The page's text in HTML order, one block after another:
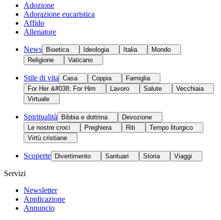
Adozione
Adorazione eucaristica
Affido
Allenatore
News Bioetica Ideologia Italia
Mondo
Religione
Vaticano
Stile di vita Casa Coppia
Famiglia
For Her &#038; For Him
Lavoro Salute
Vecchiaia
Virtuale
Spiritualità Bibbia e dottrina
Devozione
Le nostre croci
Preghiera Riti
Tempo liturgico
Virtù cristiane
Scoperte Divertimento Santuari Storia Viaggi
Servizi
Newsletter
Applicazione
Annuncio